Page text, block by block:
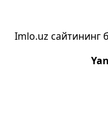
Imlo.uz сайтининг